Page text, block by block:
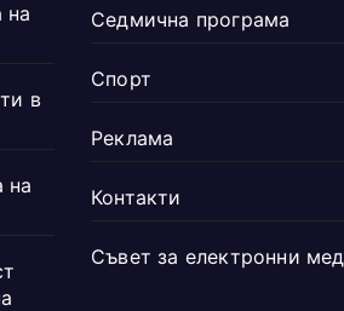
на
в
на
Седмична програма
Спорт
Реклама
Контакти
Съвет за електронни